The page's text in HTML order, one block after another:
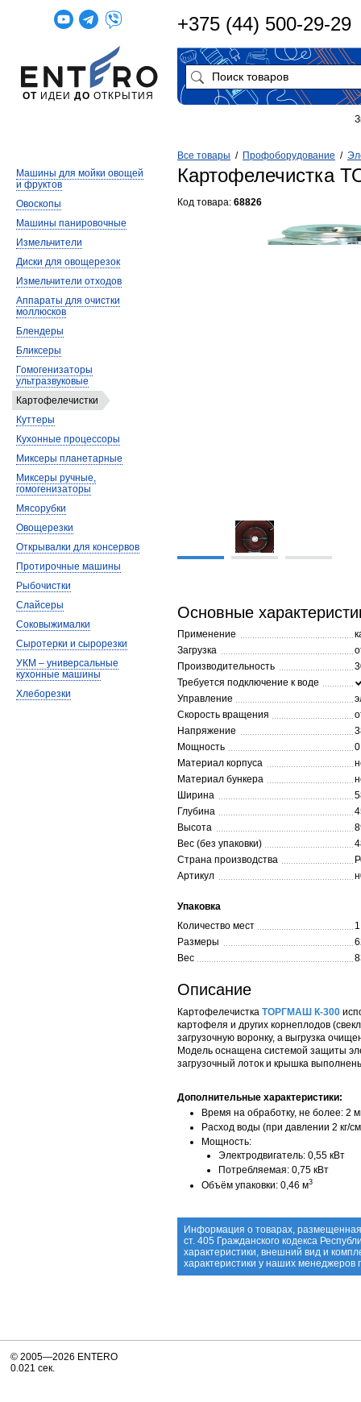
Все товары / Профоборудование /
Картофелечистка
Код товара: 68826
Основные
Применение
Загрузка
Производительность
Требуется подключение к воде
Управление
Скорость вращения
Напряжение
Мощность
Материал корпуса
Материал бункера
Ширина
Глубина
Высота
Вес (без упаковки)
Страна производства
Артикул
Упаковка
Количество мест
1
Размеры
Вес
Описание
Картофелечистка ТОРГМАШ К-300
картофеля и других корнеплодов
загрузочную воронку, а выгрузка
Модель оснащена системой защиты
загрузочный лоток и крышка
Дополнительные характеристики:
Время на обработку, не более: 2
Расход воды (при давлении 2 кг/см
Мощность:
Электродвигатель: 0,55 кВт
Потребляемая: 0,75 кВт
Объём упаковки: 0,46 м3
Информация о товарах,
ст. 405 Гражданского кодекса
характеристики, внешний вид и
характеристики у наших
Машины для мойки овощей
и фруктов
Овоскопы
Машины панировочные
Измельчители
Диски для овощерезок
Измельчители отходов
Аппараты для очистки
моллюсков
Блендеры
Бликсеры
Гомогенизаторы
ультразвуковые
Картофелечистки
Куттеры
Кухонные процессоры
Миксеры планетарные
Миксеры ручные,
гомогенизаторы
Мясорубки
Овощерезки
Открывалки для консервов
Протирочные машины
Рыбочистки
Слайсеры
Соковыжималки
Сыротерки и сырорезки
УКМ – универсальные
кухонные машины
Хлеборезки
ОТ ИДЕИ ДО ОТКРЫТИЯ
+375 (44) 500-29-29
© 2005—2026 ENTERO
0.021 сек.